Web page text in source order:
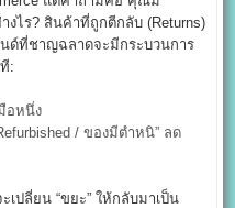
งไร? สินค้าที่ถูกตีกลับ (Returns)
ด์ที่ชาญฉลาดจะมีกระบวนการ
:
อหนึ่ง
/ ของมีตำหนิ” ลด
เปลี่ยน “ขยะ” ให้กลับมาเป็น